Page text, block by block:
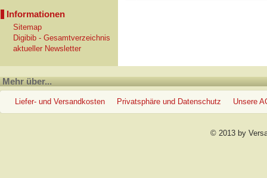
Informationen
Sitemap
Digibib - Gesamtverzeichnis
aktueller Newsletter
Mehr über...
Liefer- und Versandkosten Privatsphäre und Datenschutz Unsere
© 2013 by